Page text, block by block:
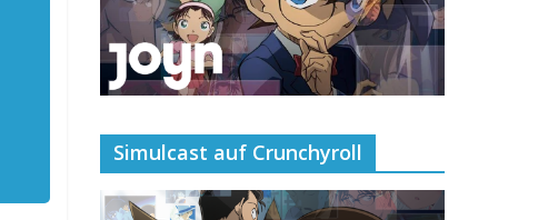
Simulcast auf Crunchyroll